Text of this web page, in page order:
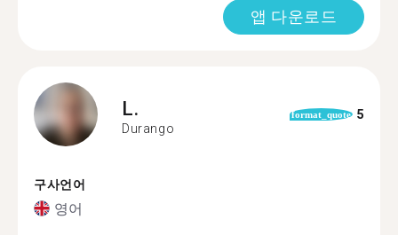
앱 다운로드
L.
Durango
format_quote 5
구사언어
영어